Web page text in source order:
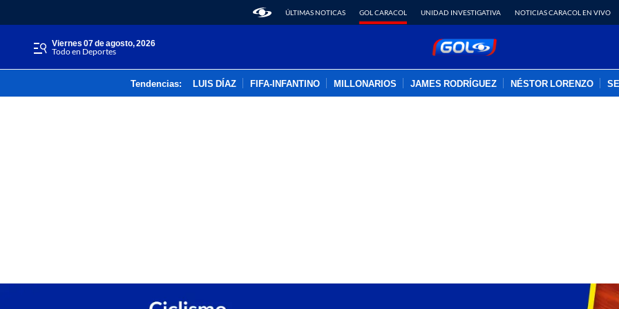
ÚLTIMAS NOTICAS GOL CARACOL UNIDAD INVESTIGATIVA NOTICIAS CARACOL EN VIVO
viernes 07 de agosto, 2026
Todo en Deportes
Tendencias: LUIS DÍAZ FIFA-INFANTINO MILLONARIOS JAMES RODRÍGUEZ NÉSTOR LORENZO